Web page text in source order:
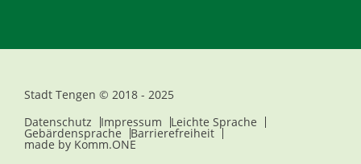
Stadt Tengen © 2018 - 2025
Datenschutz
Impressum Leichte Sprache
Gebärdensprache Barrierefreiheit
made by Komm.ONE